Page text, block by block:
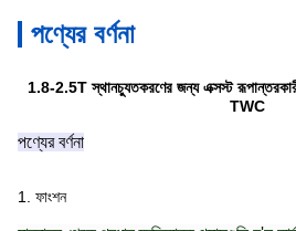
পণ্যের বর্ণনা
1.8-2.5T স্থানচ্যুতকরণের জন্য এক্সস্ট
TWC
পণ্যের বর্ণনা
1. ফাংশন